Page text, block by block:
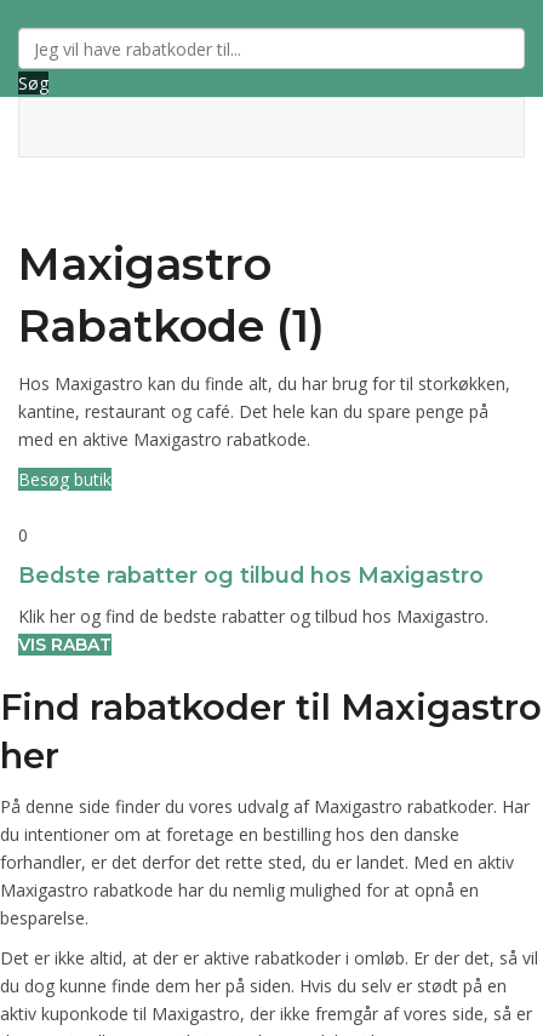
Søg
Maxigastro
Rabatkode (1)
Hos Maxigastro kan du finde alt, du har brug for til storkøkken,
kantine, restaurant og café. Det hele kan du spare penge på
med en aktive Maxigastro rabatkode.
Besøg butik
0
Bedste rabatter og tilbud hos Maxigastro
Klik her og find de bedste rabatter og tilbud hos Maxigastro.
VIS RABAT
Find rabatkoder til Maxigastro
her
På denne side finder du vores udvalg af Maxigastro rabatkoder. Har
du intentioner om at foretage en bestilling hos den danske
forhandler, er det derfor det rette sted, du er landet. Med en aktiv
Maxigastro rabatkode har du nemlig mulighed for at opnå en
besparelse.
Det er ikke altid, at der er aktive rabatkoder i omløb. Er der det, så vil
du dog kunne finde dem her på siden. Hvis du selv er stødt på en
aktiv kuponkode til Maxigastro, der ikke fremgår af vores side, så er